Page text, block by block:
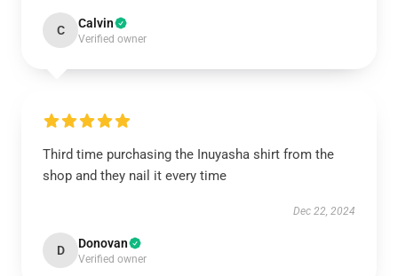
C Calvin
Verified owner
Third time purchasing the Inuyasha shirt from the
shop and they nail it every time
Dec 22, 2024
D Donovan
Verified owner